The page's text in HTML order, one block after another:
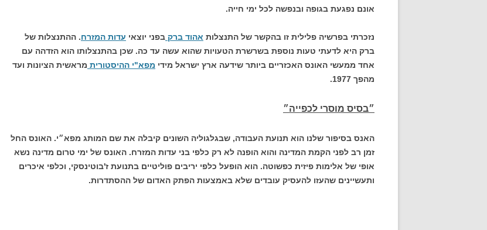
אונם נפגעת בגופה ובנפשה לכל ימי חייה.
נזכרתי בפרשיה פלילית זו בהקשר של התנצלות אהוד ברק בפני יוצאי עדות המזרח. ההתנצלות של
ברק היא לדעתי טעות נוספת בשרשרת הטעויות שהוא עשה עד כה. שכן בהתנצלותו הוא הזדהה עם
אחד ממעשי האונס האכזריים ביותר שידעה ארץ ישראל מידי מפא"י ההיסטורית מראשית הציונות ועד
מהפך 1977.
״בסיס מוסרי לכפייה״
האנס בסיפור שלנו הוא תנועת העבודה, שבגלגוליה השונים קיבלה את שם המותג מפא״י. האונס החל
זמן רב לפני הקמת המדינה והוא הופנה לא רק כלפי בני עדות המזרח. האונס של ימי טרום מדינה נשא
אופי של אלימות פיזית כפשוטה. הוא הופעל כלפי יריבים פוליטיים בתנועת ז'בוטינסקי, וכלפי איכרים
ותעשיינים שהעזו להעסיק עובדים שלא באמצעות הפתק האדום של ההסתדרות.